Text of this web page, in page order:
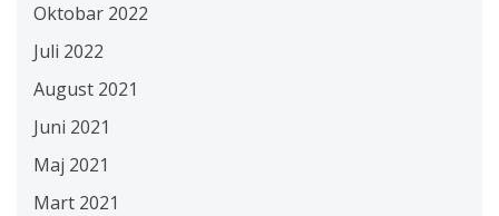
Oktobar 2022
Juli 2022
August 2021
Juni 2021
Maj 2021
Mart 2021